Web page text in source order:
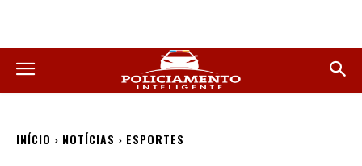
INÍCIO NOTÍCIAS ESPORTES